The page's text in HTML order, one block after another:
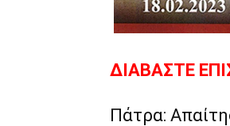
ΔΙΑΒΑΣΤΕ
Πάτρα: